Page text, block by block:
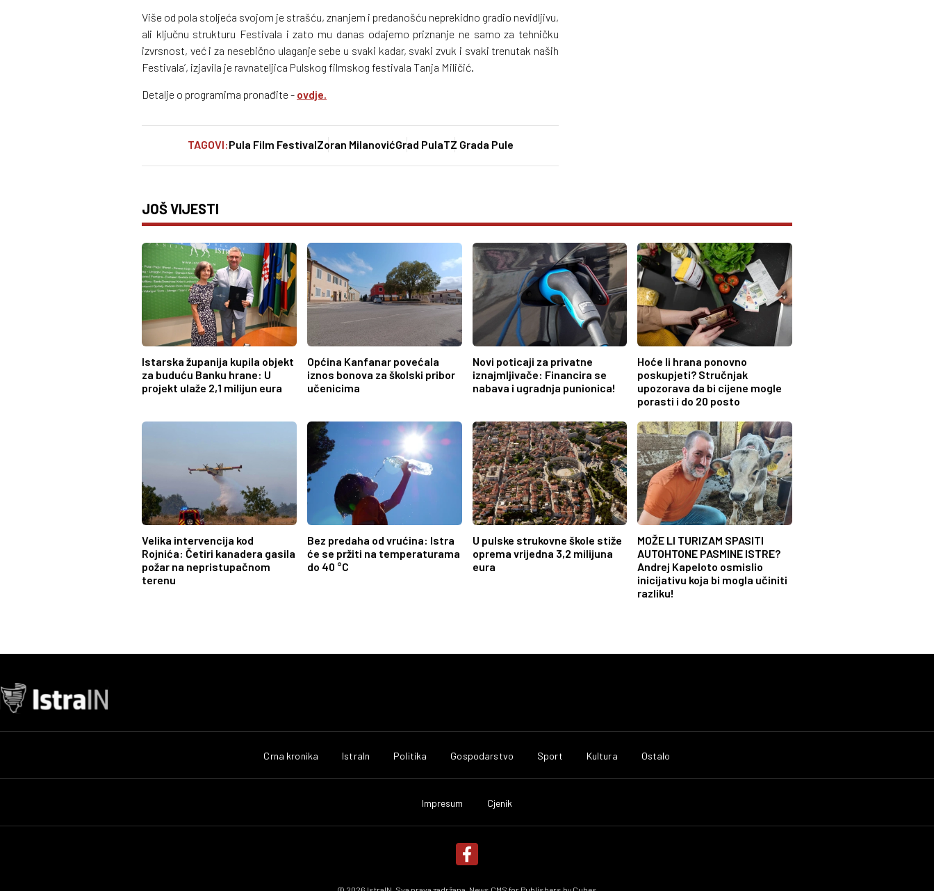
Više od pola stoljeća svojom je strašću, znanjem i predanošću neprekidno gradio nevidljivu,
ali ključnu strukturu Festivala i zato mu danas odajemo priznanje ne samo za tehničku
izvrsnost, već i za nesebično ulaganje sebe u svaki kadar, svaki zvuk i svaki trenutak naših
Festivala’, izjavila je ravnateljica Pulskog filmskog festivala Tanja Miličić.
Detalje o programima pronađite - ovdje.
TAGOVI:Pula Film FestivalZoran MilanovićGrad PulaTZ Grada Pule
JOŠ VIJESTI
Istarska županija kupila objekt
za buduću Banku hrane: U
projekt ulaže 2,1 milijun eura
Općina Kanfanar povećala
iznos bonova za školski pribor
učenicima
Novi poticaji za privatne
iznajmljivače: Financira se
nabava i ugradnja punionica!
Hoće li hrana ponovno
poskupjeti? Stručnjak
upozorava da bi cijene mogle
porasti i do 20 posto
Velika intervencija kod
Rojnića: Četiri kanadera gasila
požar na nepristupačnom
terenu
Bez predaha od vrućina: Istra
će se pržiti na temperaturama
do 40 °C
U pulske strukovne škole stiže
oprema vrijedna 3,2 milijuna
eura
MOŽE LI TURIZAM SPASITI
AUTOHTONE PASMINE ISTRE?
Andrej Kapeloto osmislio
inicijativu koja bi mogla učiniti
razliku!
Crna kronika IstraIn Politika Gospodarstvo Sport Kultura Ostalo
Impresum Cjenik